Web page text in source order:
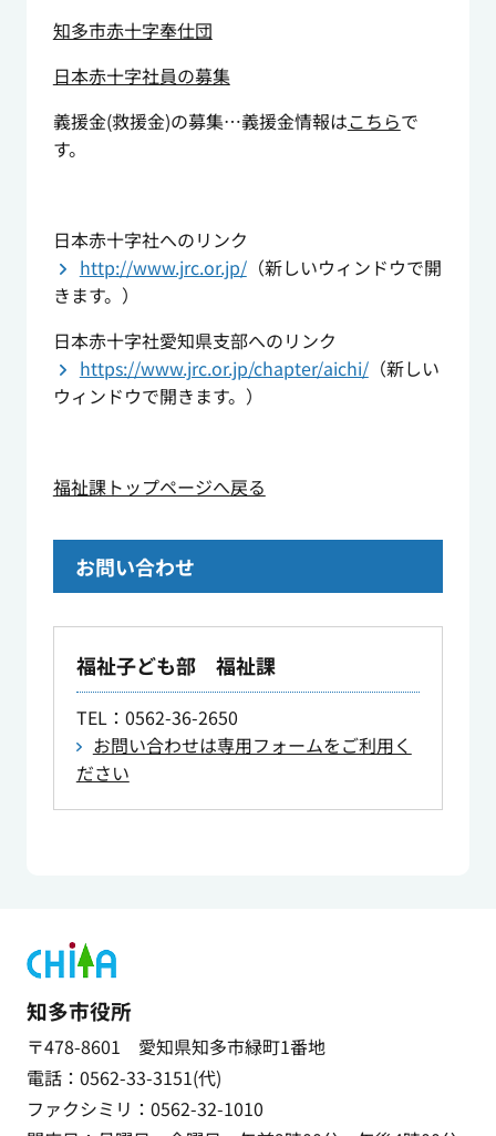
知多市赤十字奉仕団
日本赤十字社員の募集
義援金(救援金)の募集…義援金情報はこちらで
す。
日本赤十字社へのリンク
http://www.jrc.or.jp/（新しいウィンドウで開
きます。）
日本赤十字社愛知県支部へのリンク
https://www.jrc.or.jp/chapter/aichi/（新しい
ウィンドウで開きます。）
福祉課トップページへ戻る
お問い合わせ
福祉子ども部 福祉課
TEL：0562-36-2650
お問い合わせは専用フォームをご利用く
ださい
知多市役所
〒478-8601 愛知県知多市緑町1番地
電話：0562-33-3151(代)
ファクシミリ：0562-32-1010